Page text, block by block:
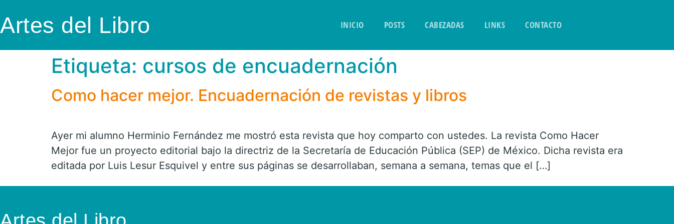
Artes del Libro INICIO POSTS CABEZADAS LINKS CONTACTO
Etiqueta: cursos de encuadernación
Como hacer mejor. Encuadernación de revistas y libros
Ayer mi alumno Herminio Fernández me mostró esta revista que hoy comparto con ustedes. La revista Como Hacer
Mejor fue un proyecto editorial bajo la directriz de la Secretaría de Educación Pública (SEP) de México. Dicha revista era
editada por Luis Lesur Esquivel y entre sus páginas se desarrollaban, semana a semana, temas que el […]